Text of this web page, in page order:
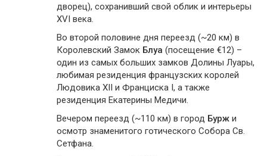
дворец), сохранивший свой облик и интерьеры
XVI века.
Во второй половине дня переезд (~20 км) в
Королевский Замок Блуа (посещение €12) –
один из самых больших замков Долины Луары,
любимая резиденция французских королей
Людовика XII и Франциска I, а также
резиденция Екатерины Медичи.
Вечером переезд (~110 км) в город Бурж и
осмотр знаменитого готического Собора Св.
Сетфана.